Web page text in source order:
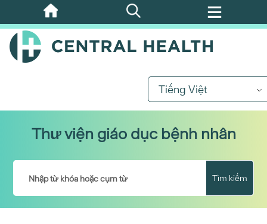
Bỏ
qua
nội
Tiếng Việt
Thư viện giáo dục bệnh nhân
Tìm kiếm